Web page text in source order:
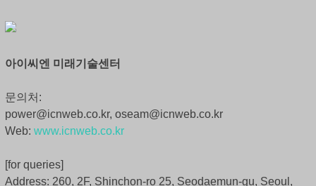
아이씨엔 미래기술센터
문의처:
power@icnweb.co.kr, oseam@icnweb.co.kr
Web: www.icnweb.co.kr
[for queries]
Address: 260, 2F, Shinchon-ro 25, Seodaemun-gu, Seoul,